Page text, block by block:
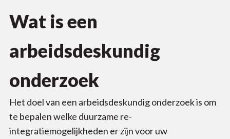
Wat is een
arbeidsdeskundig
onderzoek
Het doel van een arbeidsdeskundig onderzoek is om
te bepalen welke duurzame re-
integratiemogelijkheden er zijn voor uw